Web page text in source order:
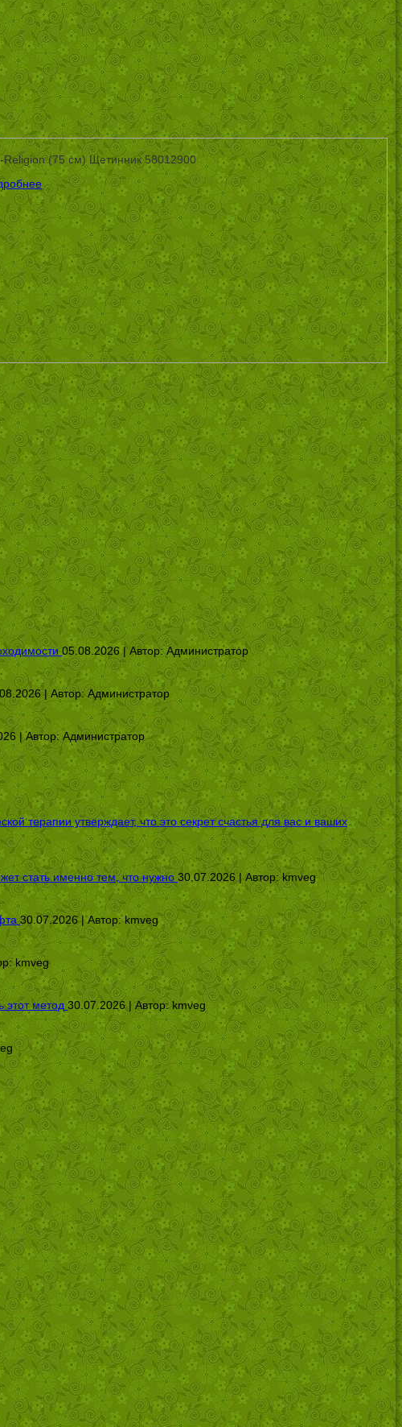
Religion (75 см) Щетинник 58012900
05.08.2026 | Автор:Администратор
| Автор:Администратор
| Автор:Администратор
терапии утверждает, что это секрет счастья для вас и ваших
стать именно тем, что нужно 30.07.2026 | Автор:kmveg
30.07.2026 | Автор:kmveg
kmveg
этот метод 30.07.2026 | Автор:kmveg